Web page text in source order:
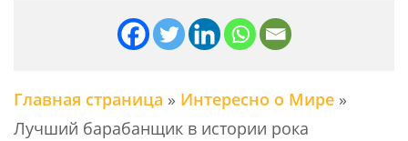
Главная страница » Интересно о Мире »
Лучший барабанщик в истории рока